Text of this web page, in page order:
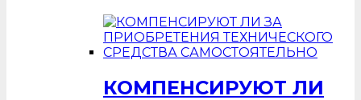
КОМПЕНСИРУЮТ ЛИ